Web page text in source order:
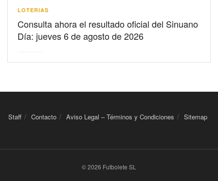
LOTERIAS
Consulta ahora el resultado oficial del Sinuano
Día: jueves 6 de agosto de 2026
Staff Contacto Aviso Legal – Términos y Condiciones Sitemap
© 2026 Futbolete SL